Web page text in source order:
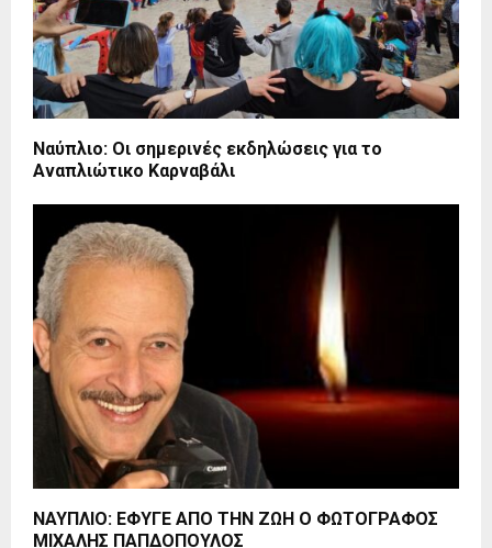
Ναύπλιο: Οι σημερινές εκδηλώσεις για το
Αναπλιώτικο Καρναβάλι
ΝΑΥΠΛΙΟ: ΕΦΥΓΕ ΑΠΟ ΤΗΝ ΖΩΗ Ο ΦΩΤΟΓΡΑΦΟΣ
ΜΙΧΑΛΗΣ ΠΑΠΔΟΠΟΥΛΟΣ